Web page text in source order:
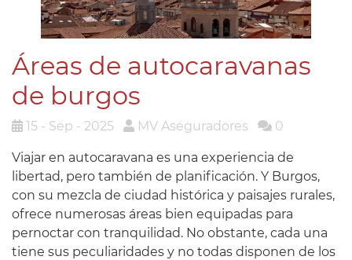
Áreas de autocaravanas
de burgos
15 - Sep - 2025 MV Aseguradores 0
Viajar en autocaravana es una experiencia de
libertad, pero también de planificación. Y Burgos,
con su mezcla de ciudad histórica y paisajes rurales,
ofrece numerosas áreas bien equipadas para
pernoctar con tranquilidad. No obstante, cada una
tiene sus peculiaridades y no todas disponen de los